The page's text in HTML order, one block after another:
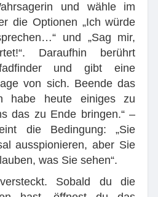
und wähle im
die Optionen „Ich würde
und „Sag mir,
Daraufhin berührt
und gibt eine
von sich. Beende das
habe heute einiges zu
das zu Ende bringen.“ –
die Bedingung: „Sie
ausspionieren, aber Sie
was Sie sehen“.
Sobald du die